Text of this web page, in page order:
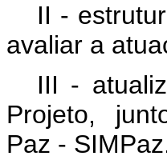
II -
avaliar a
III -
Projeto,
Paz -